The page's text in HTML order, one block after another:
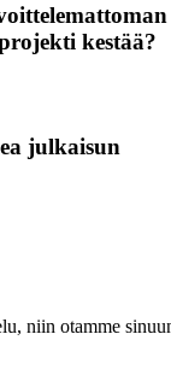
kestää?
julkaisun
niin otamme